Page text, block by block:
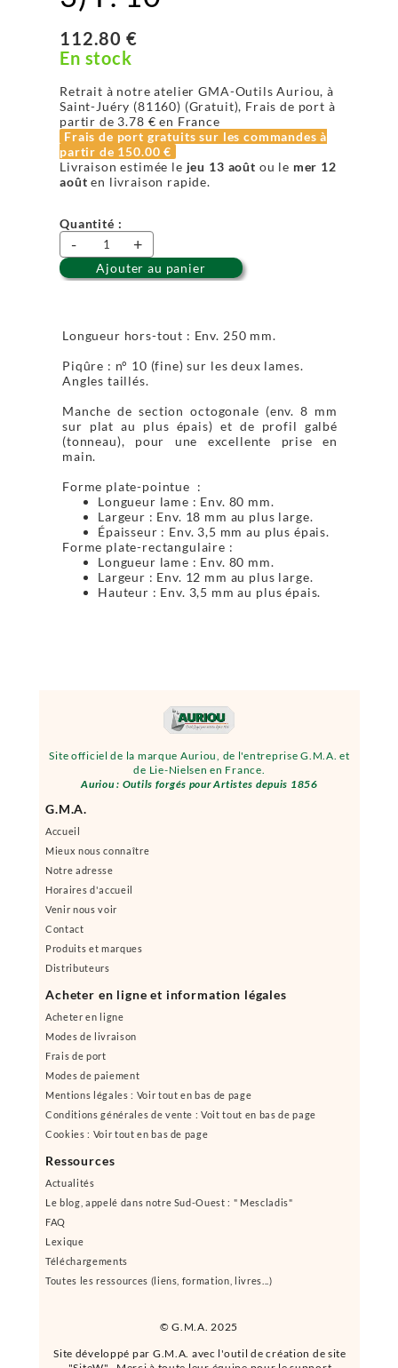
© G.M.A. 2025
Site officiel de la marque Auriou, de l'entreprise G.M.A. et
de Lie-Nielsen en France.
Auriou : Outils forgés pour Artistes depuis 1856
Site développé par G.M.A. avec l'outil de création de site
G.M.A.
Accueil
Mieux nous connaître
Notre adresse
Horaires d'accueil
Venir nous voir
Contact
Produits et marques
Distributeurs
Acheter en ligne et information légales
Acheter en ligne
Modes de livraison
Frais de port
Modes de paiement
Mentions légales : Voir tout en bas de page
Conditions générales de vente : Voit tout en bas de page
Cookies : Voir tout en bas de page
Ressources
Actualités
Le blog, appelé dans notre Sud-Ouest : " Mescladis"
FAQ
Lexique
Téléchargements
Toutes les ressources (liens, formation, livres...)
112.80 €
En stock
Retrait à notre atelier GMA-Outils Auriou, à
Saint-Juéry (81160) (Gratuit), Frais de port à
partir de 3.78 € en France
Frais de port gratuits sur les commandes à
partir de 150.00 €
Livraison estimée le jeu 13 août ou le mer 12
août en livraison rapide.
Quantité :
- +
Ajouter au panier
Longueur hors-tout : Env. 250 mm.
Piqûre : n° 10 (fine) sur les deux lames.
Angles taillés.
Manche de section octogonale (env. 8 mm
sur plat au plus épais) et de profil galbé
(tonneau), pour une excellente prise en
main.
Forme plate-pointue :
Longueur lame : Env. 80 mm.
Largeur : Env. 18 mm au plus large.
Épaisseur : Env. 3,5 mm au plus épais.
Forme plate-rectangulaire :
Longueur lame : Env. 80 mm.
Largeur : Env. 12 mm au plus large.
Hauteur : Env. 3,5 mm au plus épais.